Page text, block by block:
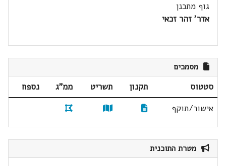
גוף מתכנן
אדר' זהר זכאי
מסמכים
סטטוס תקנון תשריט ממ"ג
נספח
אישור/תוקף
מטרת התוכנית